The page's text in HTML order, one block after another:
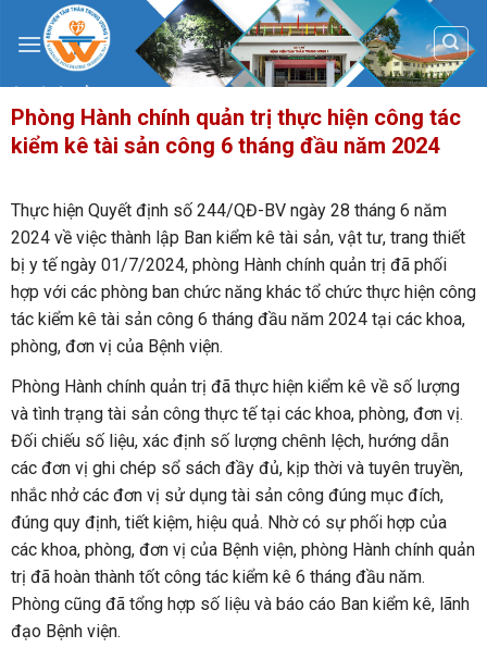
content
Phòng Hành chính quản trị thực hiện công tác
kiểm kê tài sản công 6 tháng đầu năm 2024
Thực hiện Quyết định số 244/QĐ-BV ngày 28 tháng 6 năm
2024 về việc thành lập Ban kiểm kê tài sản, vật tư, trang thiết
bị y tế ngày 01/7/2024, phòng Hành chính quản trị đã phối
hợp với các phòng ban chức năng khác tổ chức thực hiện công
tác kiểm kê tài sản công 6 tháng đầu năm 2024 tại các khoa,
phòng, đơn vị của Bệnh viện.
Phòng Hành chính quản trị đã thực hiện kiểm kê về số lượng
và tình trạng tài sản công thực tế tại các khoa, phòng, đơn vị.
Đối chiếu số liệu, xác định số lượng chênh lệch, hướng dẫn
các đơn vị ghi chép sổ sách đầy đủ, kịp thời và tuyên truyền,
nhắc nhở các đơn vị sử dụng tài sản công đúng mục đích,
đúng quy định, tiết kiệm, hiệu quả. Nhờ có sự phối hợp của
các khoa, phòng, đơn vị của Bệnh viện, phòng Hành chính quản
trị đã hoàn thành tốt công tác kiểm kê 6 tháng đầu năm.
Phòng cũng đã tổng hợp số liệu và báo cáo Ban kiểm kê, lãnh
đạo Bệnh viện.